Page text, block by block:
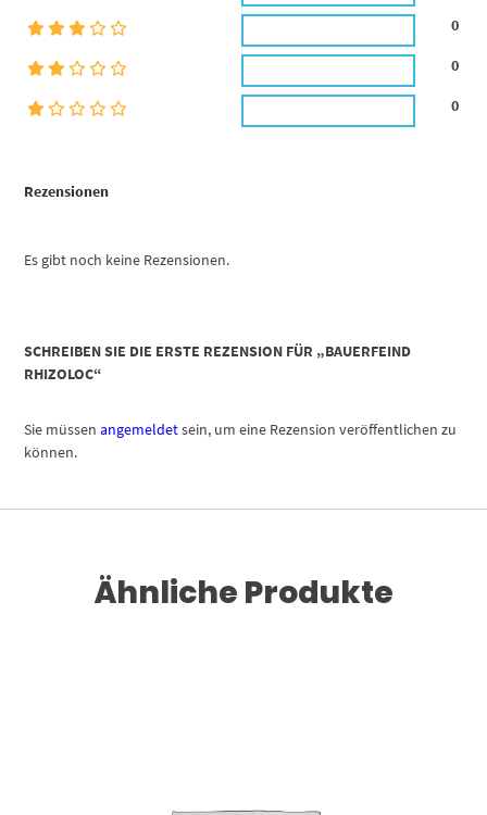
Rezensionen
Es gibt noch keine Rezensionen.
0
0
0
SCHREIBEN SIE DIE ERSTE REZENSION FÜR „BAUERFEIND
RHIZOLOC“
Sie müssenangemeldetsein, um eine Rezension veröffentlichen zu
können.
Ähnliche Produkte